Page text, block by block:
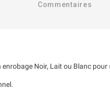
Commentaires
Noir, Lait ou Blanc